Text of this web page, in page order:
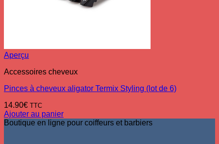
Aperçu
Accessoires cheveux
Pinces à cheveux aligator Termix Styling (lot de 6)
14.90€ TTC
Ajouter au panier
Boutique en ligne pour coiffeurs et barbiers